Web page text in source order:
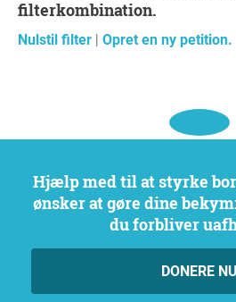
filterkombination.
Nulstil filter | Opret en ny petition.
Hjælp med til at styrke borgerdeltagelse. Vi
ønsker at gøre dine
du forbliver
DONERE NU